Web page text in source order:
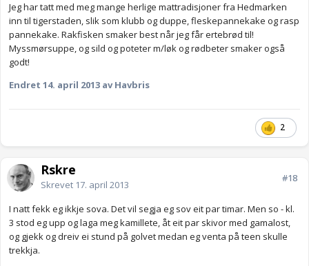
Jeg har tatt med meg mange herlige mattradisjoner fra Hedmarken
inn til tigerstaden, slik som klubb og duppe, fleskepannekake og rasp
pannekake. Rakfisken smaker best når jeg får ertebrød til!
Myssmørsuppe, og sild og poteter m/løk og rødbeter smaker også
godt!
Endret 14. april 2013 av Havbris
2
Rskre
Skrevet 17. april 2013
#18
I natt fekk eg ikkje sova. Det vil segja eg sov eit par timar. Men so - kl.
3 stod eg upp og laga meg kamillete, åt eit par skivor med gamalost,
og gjekk og dreiv ei stund på golvet medan eg venta på teen skulle
trekkja.